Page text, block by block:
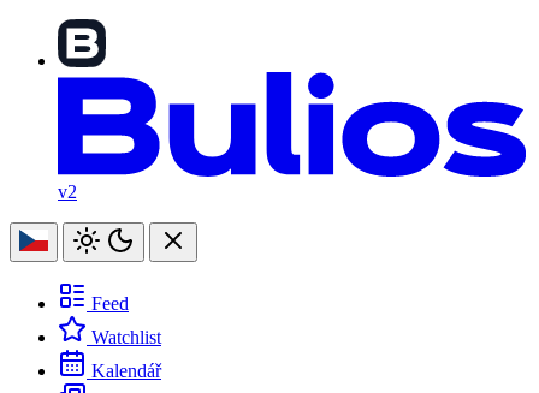
v2
Feed
Watchlist
Kalendář